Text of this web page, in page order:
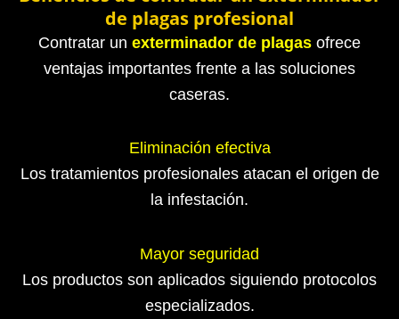
de plagas profesional
Contratar un exterminador de plagas ofrece
ventajas importantes frente a las soluciones
caseras.
Eliminación efectiva
Los tratamientos profesionales atacan el origen de
la infestación.
Mayor seguridad
Los productos son aplicados siguiendo protocolos
especializados.